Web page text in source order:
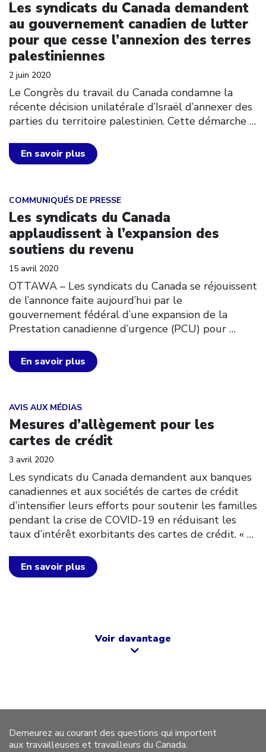
Les syndicats du Canada demandent
au gouvernement canadien de lutter
pour que cesse l’annexion des terres
palestiniennes
2 juin 2020
Le Congrès du travail du Canada condamne la
récente décision unilatérale d’Israël d’annexer des
parties du territoire palestinien. Cette démarche …
En savoir plus
COMMUNIQUÉS DE PRESSE
Les syndicats du Canada
applaudissent à l’expansion des
soutiens du revenu
15 avril 2020
OTTAWA – Les syndicats du Canada se réjouissent
de l’annonce faite aujourd’hui par le
gouvernement fédéral d’une expansion de la
Prestation canadienne d’urgence (PCU) pour …
En savoir plus
Click to open the link
AVIS AUX MÉDIAS
Mesures d’allègement pour les
cartes de crédit
3 avril 2020
Les syndicats du Canada demandent aux banques
canadiennes et aux sociétés de cartes de crédit
d’intensifier leurs efforts pour soutenir les familles
pendant la crise de COVID-19 en réduisant les
taux d’intérêt exorbitants des cartes de crédit. « …
En savoir plus
Click to open the link
Voir davantage
Demeurez au courant des questions qui importent
aux travailleuses et travailleurs du Canada.